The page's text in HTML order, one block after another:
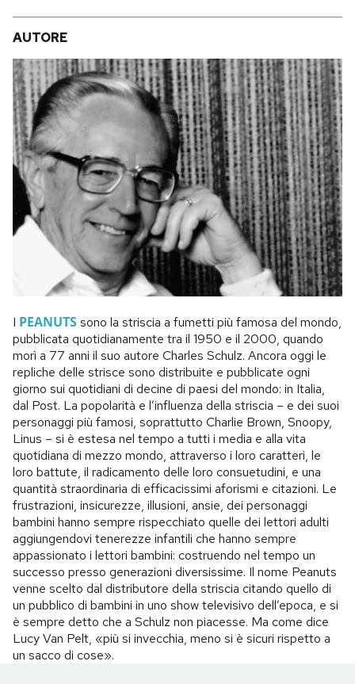
AUTORE
I PEANUTSsono la striscia a fumetti più famosa del mondo,
pubblicata quotidianamente tra il 1950 e il 2000, quando
morì a 77 anni il suo autore Charles Schulz. Ancora oggi le
repliche delle strisce sono distribuite e pubblicate ogni
giorno sui quotidiani di decine di paesi del mondo: in Italia,
dal Post. La popolarità e l’influenza della striscia – e dei suoi
personaggi più famosi, soprattutto Charlie Brown, Snoopy,
Linus – si è estesa nel tempo a tutti i media e alla vita
quotidiana di mezzo mondo, attraverso i loro caratteri, le
loro battute, il radicamento delle loro consuetudini, e una
quantità straordinaria di efficacissimi aforismi e citazioni. Le
frustrazioni, insicurezze, illusioni, ansie, dei personaggi
bambini hanno sempre rispecchiato quelle dei lettori adulti
aggiungendovi tenerezze infantili che hanno sempre
appassionato i lettori bambini: costruendo nel tempo un
successo presso generazioni diversissime. Il nome Peanuts
venne scelto dal distributore della striscia citando quello di
un pubblico di bambini in uno show televisivo dell’epoca, e si
è sempre detto che a Schulz non piacesse. Ma come dice
Lucy Van Pelt, «più si invecchia, meno si è sicuri rispetto a
un sacco di cose».